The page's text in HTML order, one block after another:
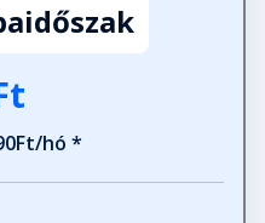
hó *